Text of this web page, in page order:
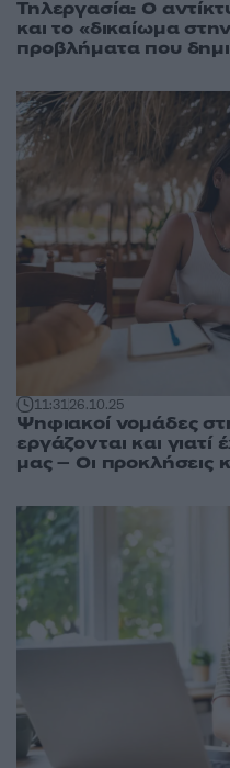
Τηλεργασία: Ο
και το «δικαίωμα
προβλήματα που
11:3126.10.25
Ψηφιακοί νομάδες
εργάζονται και
μας – Οι προκλήσεις